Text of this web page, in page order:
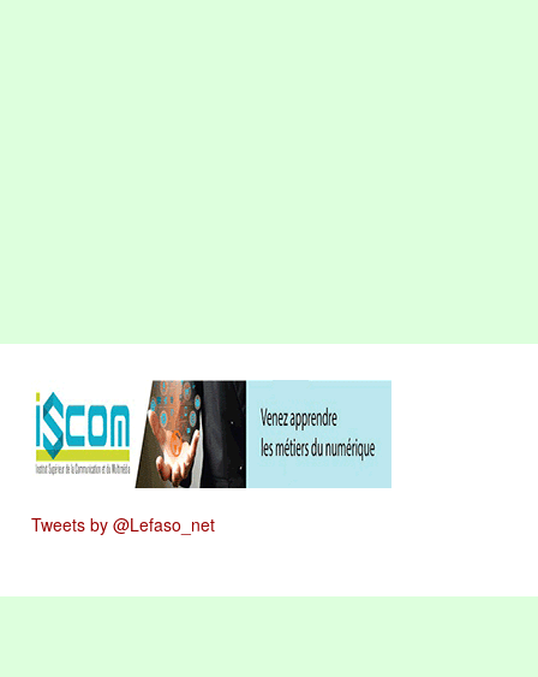
Tweets by @Lefaso_net